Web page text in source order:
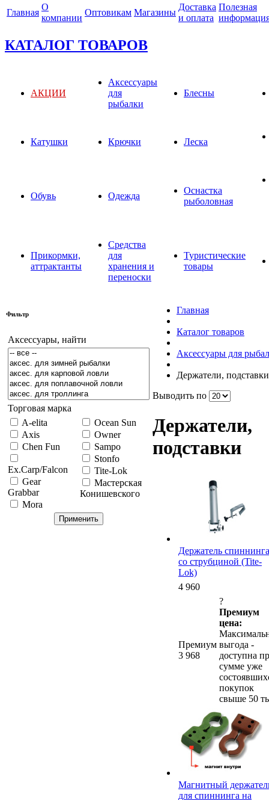
Главная
О
компании
Оптовикам Магазины
Доставка
и оплата
Полезная
КАТАЛОГ ТОВАРОВ
АКЦИИ
Аксессуары
для
рыбалки
Блесны
Катушки Крючки Леска
Обувь Одежда
Оснастка
рыболовная
Прикормки,
аттрактанты
Средства
для
хранения и
переноски
Туристические
товары
Фильтр
Аксессуары, найти
Торговая марка
A-elita
Axis
Chen Fun
Ex.Carp/Falcon
Gear
Grabbar
Mora
Ocean Sun
Owner
Sampo
Stonfo
Tite-Lok
Мастерская
Конишевского
Главная
Каталог товаров
Аксессуары для
Держатели, подставки
Выводить по
Держатели,
подставки
Держатель спиннинга
со струбциной (Tite-
Lok)
4 960
Премиум
3 968
?
Премиум
цена:
выгода -
доступна
сумме уже
покупок
свыше 50
Магнитный
для спиннинга на